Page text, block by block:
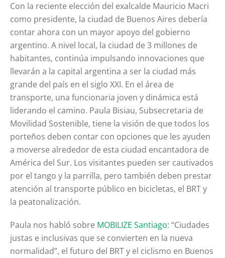
Con la reciente elección del exalcalde Mauricio Macri
como presidente, la ciudad de Buenos Aires debería
contar ahora con un mayor apoyo del gobierno
argentino. A nivel local, la ciudad de 3 millones de
habitantes, continúa impulsando innovaciones que
llevarán a la capital argentina a ser la ciudad más
grande del país en el siglo XXI. En el área de
transporte, una funcionaria joven y dinámica está
liderando el camino. Paula Bisiau, Subsecretaria de
Movilidad Sostenible, tiene la visión de que todos los
porteños deben contar con opciones que les ayuden
a moverse alrededor de esta ciudad encantadora de
América del Sur. Los visitantes pueden ser cautivados
por el tango y la parrilla, pero también deben prestar
atención al transporte público en bicicletas, el BRT y
la peatonalización.
Paula nos habló sobre MOBILIZE Santiago: “Ciudades
justas e inclusivas que se convierten en la nueva
normalidad”, el futuro del BRT y el ciclismo en Buenos